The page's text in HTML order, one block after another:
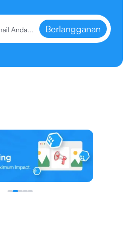
Berlangganan